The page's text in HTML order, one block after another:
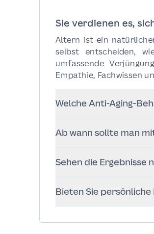
Sie verdienen es,
Altern ist ein
selbst entscheiden,
umfassende
Empathie, Fachwissen
Welche Anti-Aging-
chirurgische Facelifts,
Ab wann sollte man
Vorbeugung, andere
Sehen die Ergebnisse
natürlichen
selbst, nur frischer.
Bieten Sie
Ihre Ziele